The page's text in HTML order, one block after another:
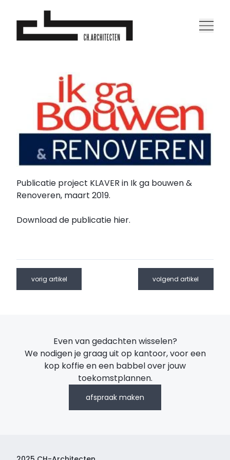
Publicatie project KLAVER in Ik ga bouwen &
Renoveren, maart 2019.
Download de publicatie hier.
vorig artikel volgend artikel
Even van gedachten wisselen?
We nodigen je graag uit op kantoor, voor een
kop koffie en een babbel over jouw
toekomstplannen.
afspraak maken